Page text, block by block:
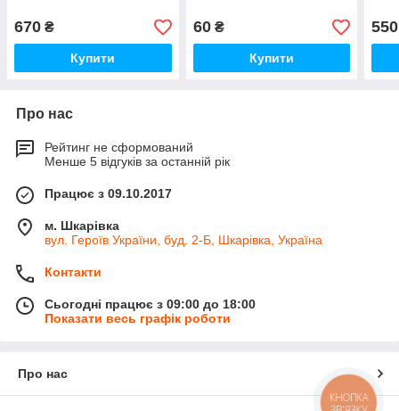
670 ₴
Купити
60₴
Купити
550
Про нас
Рейтинг не сформований
Менше 5 відгуків за останній рік
Працює з 09.10.2017
м. Шкарівка
вул. Героїв України, буд. 2-Б, Шкарівка, Україна
Контакти
Сьогодні працює з 09:00 до 18:00
Показати весь графік роботи
Про нас
КНОПКА